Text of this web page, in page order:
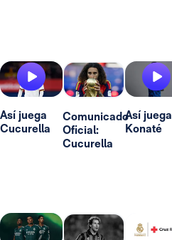
Así juega
Cucurella
Comunicado
Oficial:
Cucurella
Así juega
Konaté